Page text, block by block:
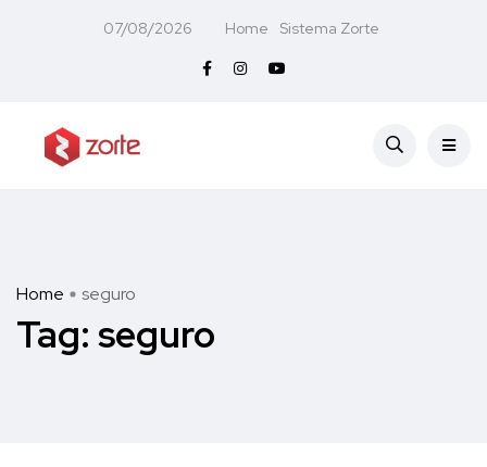
07/08/2026 Home Sistema Zorte
Home seguro
Tag: seguro